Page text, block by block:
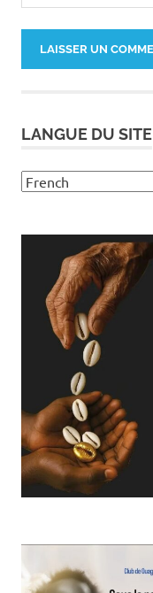
LANGUE DU SITE